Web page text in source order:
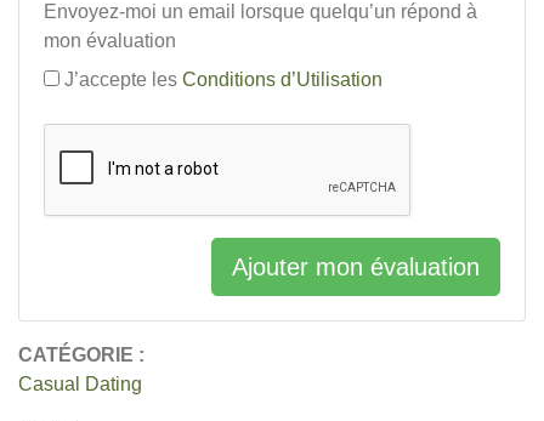
CATÉGORIE :
Casual Dating
Envoyez-moi un email lorsque quelqu’un répond à
mon évaluation
J’accepte les Conditions d’Utilisation
Ajouter mon évaluation